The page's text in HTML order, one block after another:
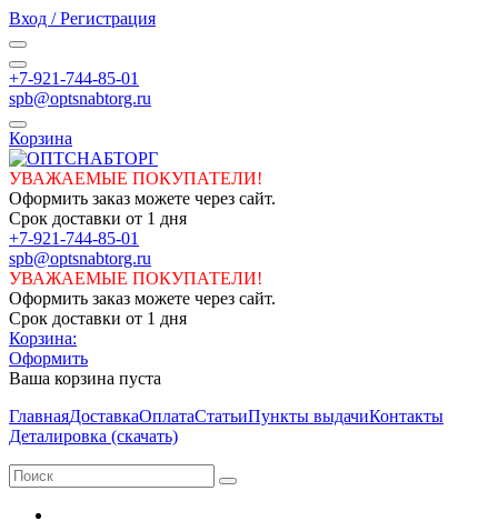
Вход / Регистрация
+7-921-744-85-01
spb@optsnabtorg.ru
Корзина
УВАЖАЕМЫЕ ПОКУПАТЕЛИ!
Оформить заказ можете через сайт.
Срок доставки от 1 дня
+7-921-744-85-01
spb@optsnabtorg.ru
УВАЖАЕМЫЕ ПОКУПАТЕЛИ!
Оформить заказ можете через сайт.
Срок доставки от 1 дня
Корзина:
Оформить
Ваша корзина пуста
ГлавнаяДоставкаОплатаСтатьиПункты выдачиКонтакты
Деталировка (скачать)